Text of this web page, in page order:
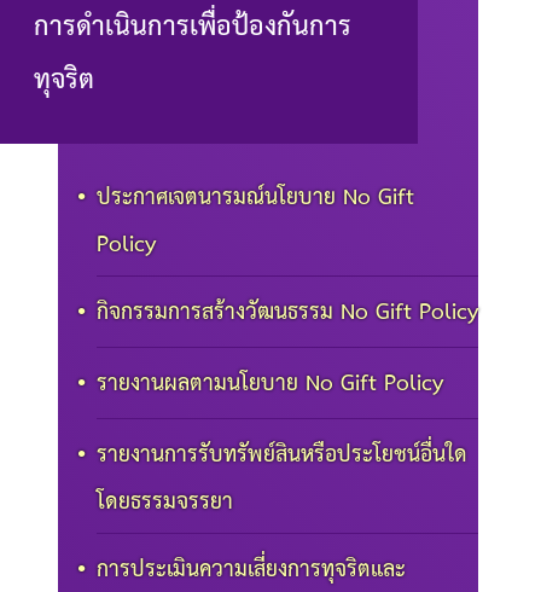
การดำเนินการเพื่อป้องกันการ
ทุจริต
ประกาศเจตนารมณ์นโยบาย No Gift
Policy
กิจกรรมการสร้างวัฒนธรรม No Gift Policy
รายงานผลตามนโยบาย No Gift Policy
รายงานการรับทรัพย์สินหรือประโยชน์อื่นใด
โดยธรรมจรรยา
การประเมินความเสี่ยงการทุจริตและ